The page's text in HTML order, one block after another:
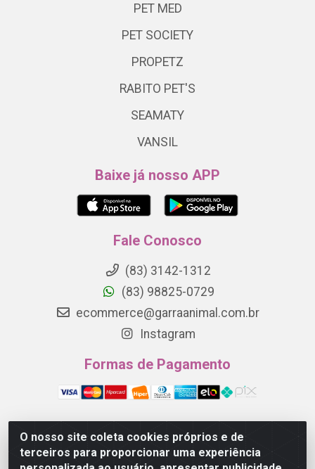
O nosso site coleta cookies próprios e de
terceiros para proporcionar uma experiência
PET MED
PET SOCIETY
PROPETZ
RABITO PET'S
SEAMATY
VANSIL
Baixe já nosso APP
Fale Conosco
(83) 3142-1312
(83) 98825-0729
ecommerce@garraanimal.com.br
Instagram
Formas de Pagamento
Garra Animal - Rua Quinze de Novembro, 1120 - Jardim
Continental - Campina Grande/PB - CEP 58.403-290 -